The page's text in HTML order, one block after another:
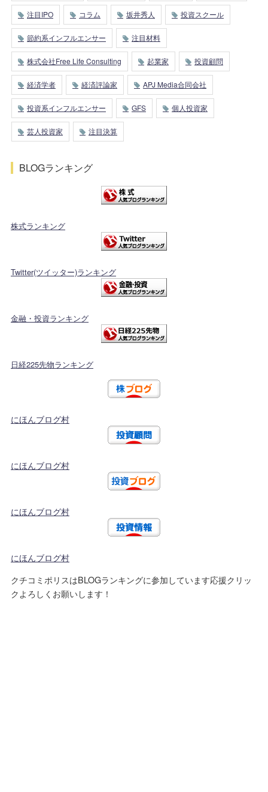
注目IPO コラム 坂井秀人 投資スクール
節約系インフルエンサー 注目材料
株式会社Free Life Consulting 起業家 投資顧問
経済学者 経済評論家 APJ Media合同会社
投資系インフルエンサー GFS 個人投資家
芸人投資家 注目決算
BLOGランキング
株式ランキング
Twitter(ツイッター)ランキング
金融・投資ランキング
日経225先物ランキング
にほんブログ村
にほんブログ村
にほんブログ村
にほんブログ村
クチコミポリスはBLOGランキングに参加しています応援クリッ
クよろしくお願いします！